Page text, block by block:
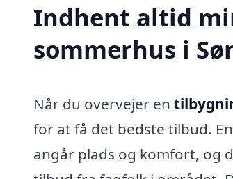
Indhent altid
sommerhus i
Når du overvejer en
for at få det bedste tilbud.
angår plads og komfort, og